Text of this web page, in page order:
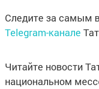
Следите за самым
Telegram-канале
Читайте новости
национальном